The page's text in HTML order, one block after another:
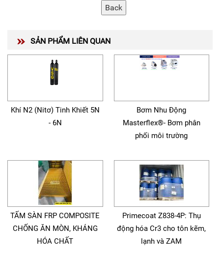
SẢN PHẨM LIÊN QUAN
Khí N2 (Nitơ) Tinh Khiết 5N
- 6N
Bơm Nhu Động
Masterflex®- Bơm phân
phối môi trường
TẤM SÀN FRP COMPOSITE
CHỐNG ĂN MÒN, KHÁNG
HÓA CHẤT
Primecoat Z838-4P: Thụ
động hóa Cr3 cho tôn kẽm,
lạnh và ZAM